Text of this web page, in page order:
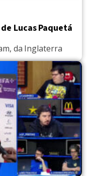
Lucas Paquetá
da Inglaterra